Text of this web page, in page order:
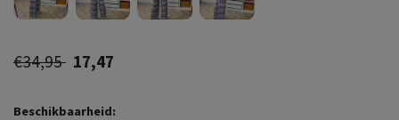
€34,95 17,47
Beschikbaarheid: